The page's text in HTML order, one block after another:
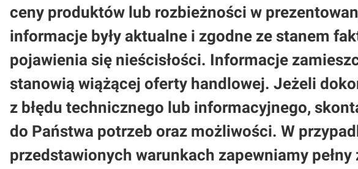
ceny produktów lub rozbieżności w
informacje były aktualne i zgodne ze stanem
pojawienia się nieścisłości. Informacje
stanowią wiążącej oferty handlowej. Jeżeli
z błędu technicznego lub informacyjnego,
do Państwa potrzeb oraz możliwości. W
przedstawionych warunkach zapewniamy